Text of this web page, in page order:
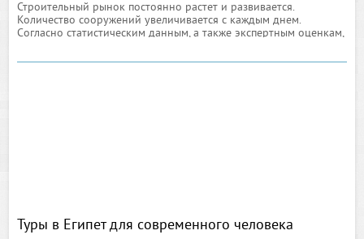
Строительный рынок постоянно растет и развивается.
Количество сооружений увеличивается с каждым днем.
Согласно статистическим данным, а также экспертным оценкам,
четко определить дальнейшие его развитие,
Туры в Египет для современного человека